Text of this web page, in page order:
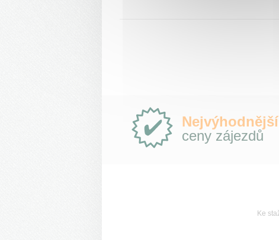
Proč
e-
Slovensko.cz?
Nejvýhodnější
ceny zájezdů
Ke